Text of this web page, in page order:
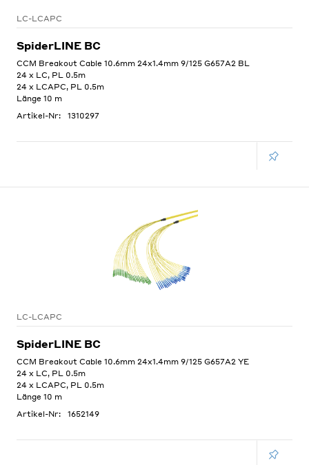
LC-LCAPC
SpiderLINE BC
CCM Breakout Cable 10.6mm 24x1.4mm 9/125 G657A2 BL
24 x LC, PL 0.5m
24 x LCAPC, PL 0.5m
Länge 10 m
Artikel-Nr:
1310297
LC-LCAPC
SpiderLINE BC
CCM Breakout Cable 10.6mm 24x1.4mm 9/125 G657A2 YE
24 x LC, PL 0.5m
24 x LCAPC, PL 0.5m
Länge 10 m
Artikel-Nr:
1652149